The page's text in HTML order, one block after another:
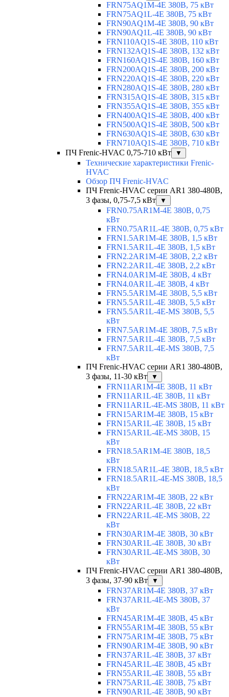
FRN75AQ1M-4E 380В, 75 кВт
FRN75AQ1L-4E 380В, 75 кВт
FRN90AQ1M-4E 380В, 90 кВт
FRN90AQ1L-4E 380В, 90 кВт
FRN110AQ1S-4E 380В, 110 кВт
FRN132AQ1S-4E 380В, 132 кВт
FRN160AQ1S-4E 380В, 160 кВт
FRN200AQ1S-4E 380В, 200 кВт
FRN220AQ1S-4E 380В, 220 кВт
FRN280AQ1S-4E 380В, 280 кВт
FRN315AQ1S-4E 380В, 315 кВт
FRN355AQ1S-4E 380В, 355 кВт
FRN400AQ1S-4E 380В, 400 кВт
FRN500AQ1S-4E 380В, 500 кВт
FRN630AQ1S-4E 380В, 630 кВт
FRN710AQ1S-4E 380В, 710 кВт
ПЧ Frenic-HVAC 0,75-710 кВт
▼
Технические характеристики Frenic-
HVAC
Обзор ПЧ Frenic-HVAC
ПЧ Frenic-HVAC серии AR1 380-480В,
3 фазы, 0,75-7,5 кВт
▼
FRN0.75AR1M-4E 380В, 0,75
кВт
FRN0.75AR1L-4E 380В, 0,75 кВт
FRN1.5AR1M-4E 380В, 1,5 кВт
FRN1.5AR1L-4E 380В, 1,5 кВт
FRN2.2AR1M-4E 380В, 2,2 кВт
FRN2.2AR1L-4E 380В, 2,2 кВт
FRN4.0AR1M-4E 380В, 4 кВт
FRN4.0AR1L-4E 380В, 4 кВт
FRN5.5AR1M-4E 380В, 5,5 кВт
FRN5.5AR1L-4E 380В, 5,5 кВт
FRN5.5AR1L-4E-MS 380В, 5,5
кВт
FRN7.5AR1M-4E 380В, 7,5 кВт
FRN7.5AR1L-4E 380В, 7,5 кВт
FRN7.5AR1L-4E-MS 380В, 7,5
кВт
ПЧ Frenic-HVAC серии AR1 380-480В,
3 фазы, 11-30 кВт
▼
FRN11AR1M-4E 380В, 11 кВт
FRN11AR1L-4E 380В, 11 кВт
FRN11AR1L-4E-MS 380В, 11 кВт
FRN15AR1M-4E 380В, 15 кВт
FRN15AR1L-4E 380В, 15 кВт
FRN15AR1L-4E-MS 380В, 15
кВт
FRN18.5AR1M-4E 380В, 18,5
кВт
FRN18.5AR1L-4E 380В, 18,5 кВт
FRN18.5AR1L-4E-MS 380В, 18,5
кВт
FRN22AR1M-4E 380В, 22 кВт
FRN22AR1L-4E 380В, 22 кВт
FRN22AR1L-4E-MS 380В, 22
кВт
FRN30AR1M-4E 380В, 30 кВт
FRN30AR1L-4E 380В, 30 кВт
FRN30AR1L-4E-MS 380В, 30
кВт
ПЧ Frenic-HVAC серии AR1 380-480В,
3 фазы, 37-90 кВт
▼
FRN37AR1M-4E 380В, 37 кВт
FRN37AR1L-4E-MS 380В, 37
кВт
FRN45AR1M-4E 380В, 45 кВт
FRN55AR1M-4E 380В, 55 кВт
FRN75AR1M-4E 380В, 75 кВт
FRN90AR1M-4E 380В, 90 кВт
FRN37AR1L-4E 380В, 37 кВт
FRN45AR1L-4E 380В, 45 кВт
FRN55AR1L-4E 380В, 55 кВт
FRN75AR1L-4E 380В, 75 кВт
FRN90AR1L-4E 380В, 90 кВт